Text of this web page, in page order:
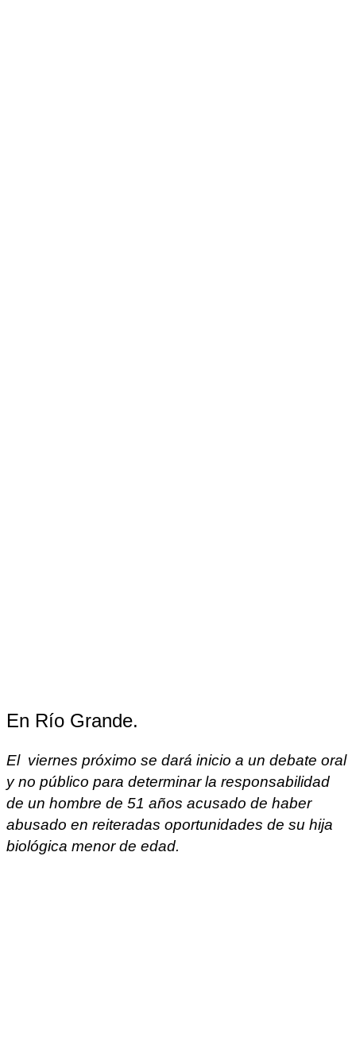
En Río Grande.
El viernes próximo se dará inicio a un debate oral
y no público para determinar la responsabilidad
de un hombre de 51 años acusado de haber
abusado en reiteradas oportunidades de su hija
biológica menor de edad.